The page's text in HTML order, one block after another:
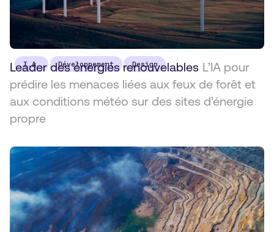
I.A. Développement Design
Leader des énergies renouvelables L’IA pour
prédire les menaces liées aux feux de forêt et
aux conditions météo sur des sites d’énergie
propre